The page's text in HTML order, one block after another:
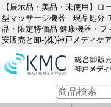
【展示品・美品・未使用】
型マッサージ機器 現品処分
品・限定特価品 健康機器・
安販売と卸-(株)神戸メディケ